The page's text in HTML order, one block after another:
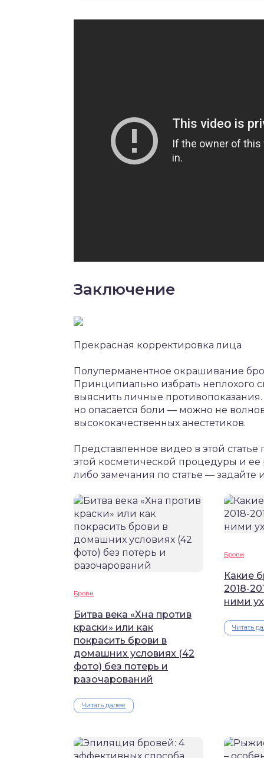
Заключение
Прекрасная корректировка лица
Полуперманентное окрашивание
Принципиально избрать неплохого
выяснить личные
но опасается боли — можно не
высококачественных анестетиков.
Представленное видео в этой
этой косметической процедуры и ее
либо замечания по статье — задайте
Брови
Битва века «Хна против
краски» или как
покрасить брови в
домашних условиях (42
фото) без потерь и
разочарований
Читать далее
Брови
Какие
2018-
ними
Читать